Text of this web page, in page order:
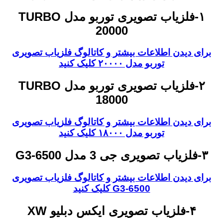
۱-فلزیاب تصویری توربو مدل TURBO
20000
برای دیدن اطلاعات بیشتر و کاتالوگ فلزیاب تصویری
توربو مدل ۲۰۰۰۰ کلیک کنید
۲-فلزیاب تصویری توربو مدل TURBO
18000
برای دیدن اطلاعات بیشتر و کاتالوگ فلزیاب تصویری
توربو مدل ۱۸۰۰۰ کلیک کنید
۳-فلزیاب تصویری جی 3 مدل G3-6500
برای دیدن اطلاعات بیشتر و کاتالوگ فلزیاب تصویری
G3-6500 کلیک کنید
۴-فلزیاب تصویری ایکس دبلیو XW